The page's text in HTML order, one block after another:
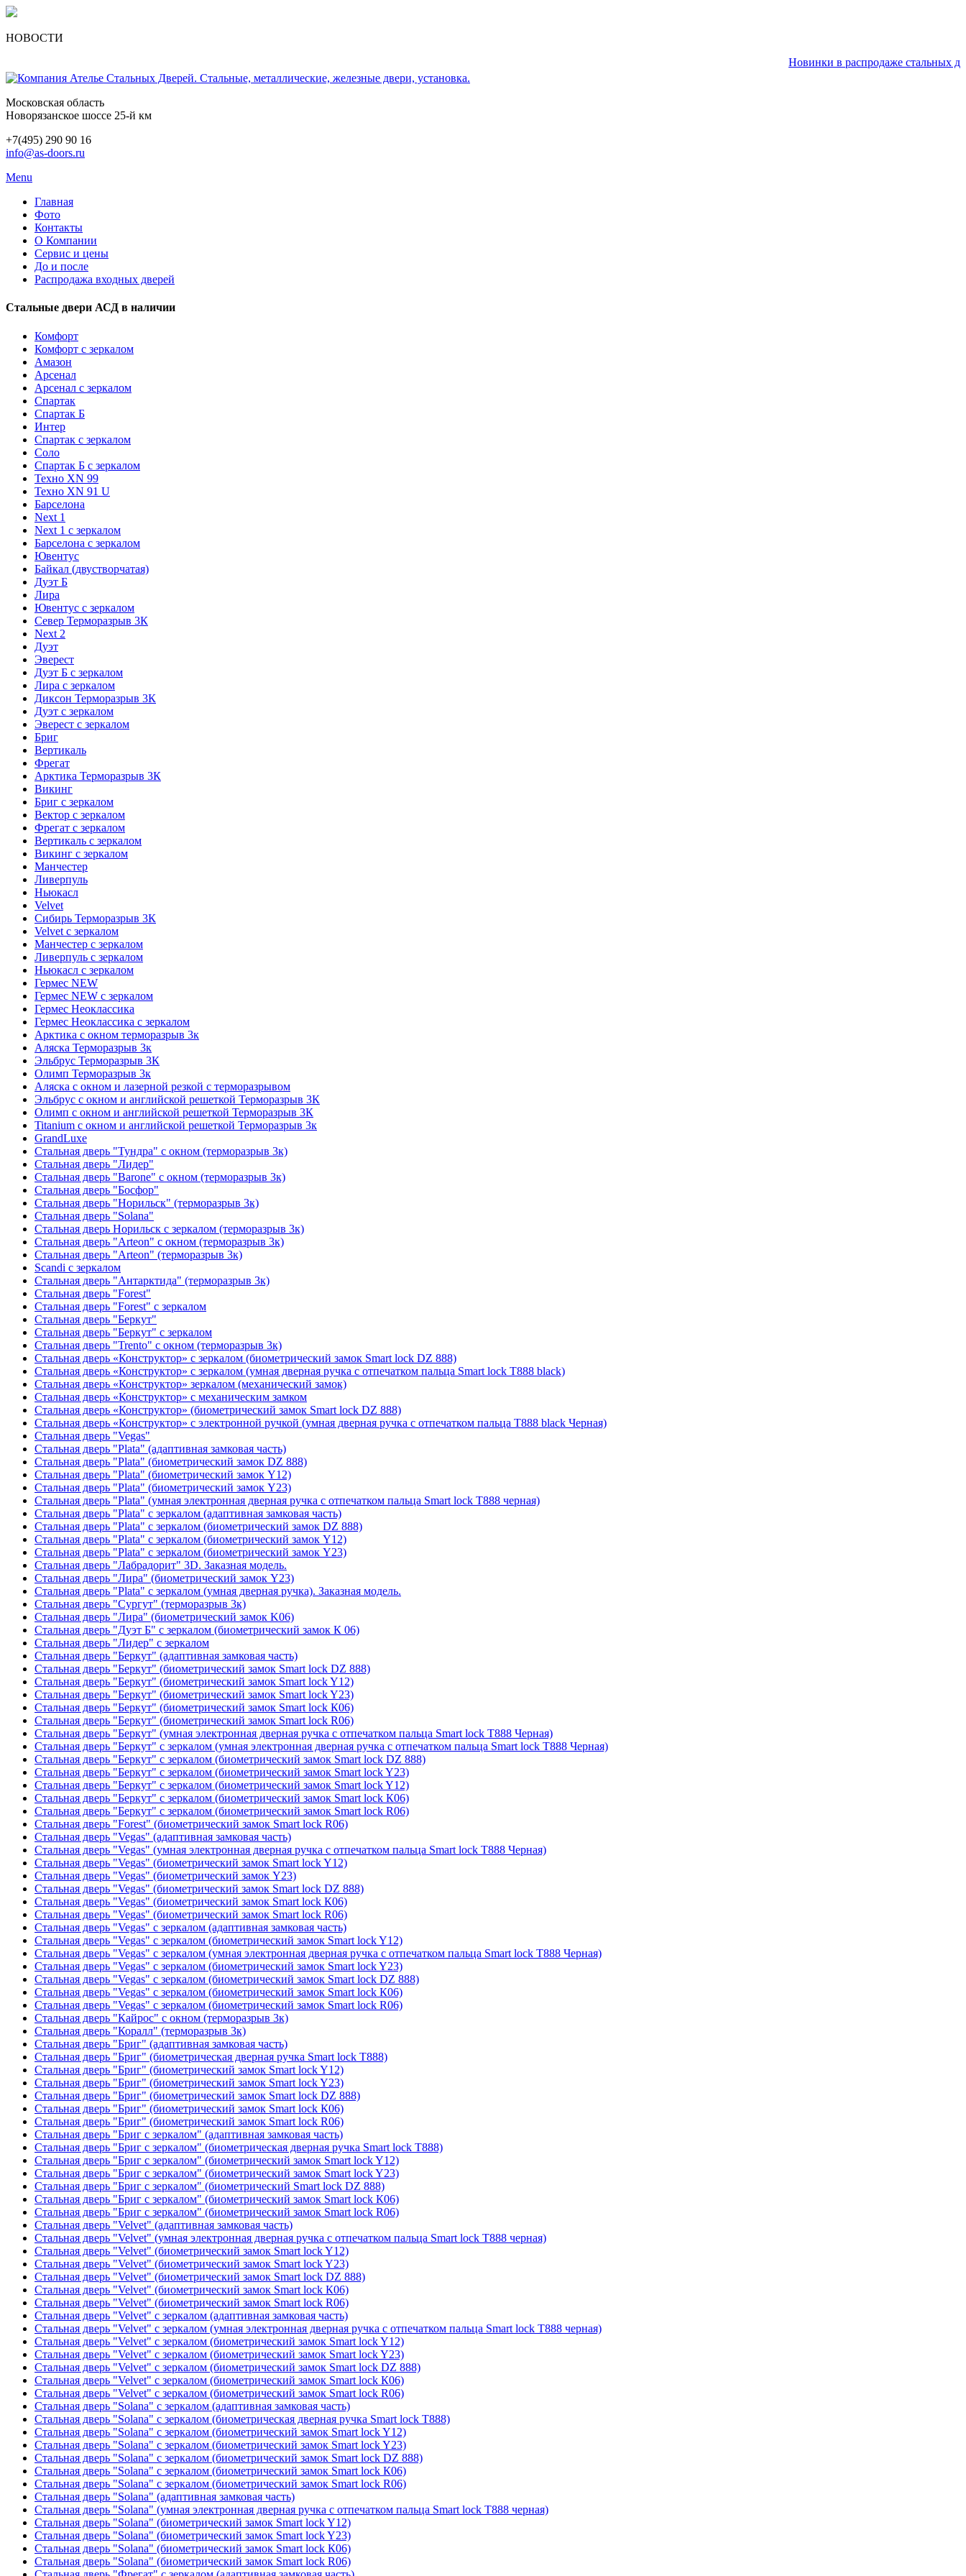
НОВОСТИ
Новинки в распродаже стальных
Московская область
Новорязанское шоссе 25-й км
+7(495) 290 90 16
info@as-doors.ru
Menu
Главная
Фото
Контакты
О Компании
Сервис и цены
До и после
Распродажа входных дверей
Стальные двери АСД в наличии
Комфорт
Комфорт с зеркалом
Амазон
Арсенал
Арсенал с зеркалом
Спартак
Спартак Б
Интер
Спартак с зеркалом
Соло
Спартак Б с зеркалом
Техно XN 99
Техно XN 91 U
Барселона
Next 1
Next 1 с зеркалом
Барселона с зеркалом
Ювентус
Байкал (двустворчатая)
Дуэт Б
Лира
Ювентус с зеркалом
Север Терморазрыв 3К
Next 2
Дуэт
Эверест
Дуэт Б с зеркалом
Лира с зеркалом
Диксон Терморазрыв 3К
Дуэт с зеркалом
Эверест с зеркалом
Бриг
Вертикаль
Фрегат
Арктика Терморазрыв 3К
Викинг
Бриг с зеркалом
Вектор с зеркалом
Фрегат с зеркалом
Вертикаль с зеркалом
Викинг с зеркалом
Манчестер
Ливерпуль
Ньюкасл
Velvet
Сибирь Терморазрыв 3К
Velvet с зеркалом
Манчестер с зеркалом
Ливерпуль с зеркалом
Ньюкасл с зеркалом
Гермес NEW
Гермес NEW с зеркалом
Гермес Неоклассика
Гермес Неоклассика с зеркалом
Арктика с окном терморазрыв 3к
Аляска Терморазрыв 3к
Эльбрус Терморазрыв 3К
Олимп Терморазрыв 3к
Аляска с окном и лазерной резкой с терморазрывом
Эльбрус с окном и английской решеткой Терморазрыв 3К
Олимп с окном и английской решеткой Терморазрыв 3К
Titanium с окном и английской решеткой Терморазрыв 3к
GrandLuxe
Стальная дверь "Тундра" с окном (терморазрыв 3к)
Стальная дверь "Лидер"
Стальная дверь "Barone" с окном (терморазрыв 3к)
Стальная дверь "Босфор"
Стальная дверь "Норильск" (терморазрыв 3к)
Стальная дверь "Solana"
Стальная дверь Норильск с зеркалом (терморазрыв 3к)
Стальная дверь "Arteon" с окном (терморазрыв 3к)
Стальная дверь "Arteon" (терморазрыв 3к)
Scandi с зеркалом
Стальная дверь "Антарктида" (терморазрыв 3к)
Стальная дверь "Forest"
Стальная дверь "Forest" с зеркалом
Стальная дверь "Беркут"
Стальная дверь "Беркут" с зеркалом
Стальная дверь "Trento" с окном (терморазрыв 3к)
Стальная дверь «Конструктор» с зеркалом (биометрический замок Smart lock DZ 888)
Стальная дверь «Конструктор» с зеркалом (умная дверная ручка с отпечатком пальца Smart lock T888 black)
Стальная дверь «Конструктор» зеркалом (механический замок)
Стальная дверь «Конструктор» с механическим замком
Стальная дверь «Конструктор» (биометрический замок Smart lock DZ 888)
Стальная дверь «Конструктор» с электронной ручкой (умная дверная ручка с отпечатком пальца T888 black Черная)
Стальная дверь "Vegas"
Стальная дверь "Plata" (адаптивная замковая часть)
Стальная дверь "Plata" (биометрический замок DZ 888)
Стальная дверь "Plata" (биометрический замок Y12)
Стальная дверь "Plata" (биометрический замок Y23)
Стальная дверь "Plata" (умная электронная дверная ручка с отпечатком пальца Smart lock T888 черная)
Стальная дверь "Plata" с зеркалом (адаптивная замковая часть)
Стальная дверь "Plata" с зеркалом (биометрический замок DZ 888)
Стальная дверь "Plata" с зеркалом (биометрический замок Y12)
Стальная дверь "Plata" с зеркалом (биометрический замок Y23)
Стальная дверь "Лабрадорит" 3D. Заказная модель.
Стальная дверь "Лира" (биометрический замок Y23)
Стальная дверь "Plata" с зеркалом (умная дверная ручка). Заказная модель.
Стальная дверь "Сургут" (терморазрыв 3к)
Стальная дверь "Лира" (биометрический замок K06)
Стальная дверь "Дуэт Б" с зеркалом (биометрический замок К 06)
Стальная дверь "Лидер" с зеркалом
Стальная дверь "Беркут" (адаптивная замковая часть)
Стальная дверь "Беркут" (биометрический замок Smart lock DZ 888)
Стальная дверь "Беркут" (биометрический замок Smart lock Y12)
Стальная дверь "Беркут" (биометрический замок Smart lock Y23)
Стальная дверь "Беркут" (биометрический замок Smart lock К06)
Стальная дверь "Беркут" (биометрический замок Smart lock R06)
Стальная дверь "Беркут" (умная электронная дверная ручка с отпечатком пальца Smart lock T888 Черная)
Стальная дверь "Беркут" с зеркалом (умная электронная дверная ручка с отпечатком пальца Smart lock T888 Черная)
Стальная дверь "Беркут" с зеркалом (биометрический замок Smart lock DZ 888)
Стальная дверь "Беркут" с зеркалом (биометрический замок Smart lock Y23)
Стальная дверь "Беркут" с зеркалом (биометрический замок Smart lock Y12)
Стальная дверь "Беркут" с зеркалом (биометрический замок Smart lock К06)
Стальная дверь "Беркут" с зеркалом (биометрический замок Smart lock R06)
Стальная дверь "Forest" (биометрический замок Smart lock R06)
Стальная дверь "Vegas" (адаптивная замковая часть)
Стальная дверь "Vegas" (умная электронная дверная ручка с отпечатком пальца Smart lock T888 Черная)
Стальная дверь "Vegas" (биометрический замок Smart lock Y12)
Стальная дверь "Vegas" (биометрический замок Y23)
Стальная дверь "Vegas" (биометрический замок Smart lock DZ 888)
Стальная дверь "Vegas" (биометрический замок Smart lock К06)
Стальная дверь "Vegas" (биометрический замок Smart lock R06)
Стальная дверь "Vegas" с зеркалом (адаптивная замковая часть)
Стальная дверь "Vegas" с зеркалом (биометрический замок Smart lock Y12)
Стальная дверь "Vegas" с зеркалом (умная электронная дверная ручка с отпечатком пальца Smart lock T888 Черная)
Стальная дверь "Vegas" с зеркалом (биометрический замок Smart lock Y23)
Стальная дверь "Vegas" с зеркалом (биометрический замок Smart lock DZ 888)
Стальная дверь "Vegas" с зеркалом (биометрический замок Smart lock К06)
Стальная дверь "Vegas" с зеркалом (биометрический замок Smart lock R06)
Стальная дверь "Кайрос" с окном (терморазрыв 3к)
Стальная дверь "Коралл" (терморазрыв 3к)
Стальная дверь "Бриг" (адаптивная замковая часть)
Стальная дверь "Бриг" (биометрическая дверная ручка Smart lock T888)
Стальная дверь "Бриг" (биометрический замок Smart lock Y12)
Стальная дверь "Бриг" (биометрический замок Smart lock Y23)
Стальная дверь "Бриг" (биометрический замок Smart lock DZ 888)
Стальная дверь "Бриг" (биометрический замок Smart lock К06)
Стальная дверь "Бриг" (биометрический замок Smart lock R06)
Стальная дверь "Бриг с зеркалом" (адаптивная замковая часть)
Стальная дверь "Бриг с зеркалом" (биометрическая дверная ручка Smart lock T888)
Стальная дверь "Бриг с зеркалом" (биометрический замок Smart lock Y12)
Стальная дверь "Бриг с зеркалом" (биометрический замок Smart lock Y23)
Стальная дверь "Бриг с зеркалом" (биометрический Smart lock DZ 888)
Стальная дверь "Бриг с зеркалом" (биометрический замок Smart lock К06)
Стальная дверь "Бриг с зеркалом" (биометрический замок Smart lock R06)
Стальная дверь "Velvet" (адаптивная замковая часть)
Стальная дверь "Velvet" (умная электронная дверная ручка с отпечатком пальца Smart lock T888 черная)
Стальная дверь "Velvet" (биометрический замок Smart lock Y12)
Стальная дверь "Velvet" (биометрический замок Smart lock Y23)
Стальная дверь "Velvet" (биометрический замок Smart lock DZ 888)
Стальная дверь "Velvet" (биометрический замок Smart lock К06)
Стальная дверь "Velvet" (биометрический замок Smart lock R06)
Стальная дверь "Velvet" с зеркалом (адаптивная замковая часть)
Стальная дверь "Velvet" с зеркалом (умная электронная дверная ручка с отпечатком пальца Smart lock T888 черная)
Стальная дверь "Velvet" с зеркалом (биометрический замок Smart lock Y12)
Стальная дверь "Velvet" с зеркалом (биометрический замок Smart lock Y23)
Стальная дверь "Velvet" с зеркалом (биометрический замок Smart lock DZ 888)
Стальная дверь "Velvet" с зеркалом (биометрический замок Smart lock К06)
Стальная дверь "Velvet" с зеркалом (биометрический замок Smart lock R06)
Стальная дверь "Solana" с зеркалом (адаптивная замковая часть)
Стальная дверь "Solana" с зеркалом (биометрическая дверная ручка Smart lock T888)
Стальная дверь "Solana" с зеркалом (биометрический замок Smart lock Y12)
Стальная дверь "Solana" с зеркалом (биометрический замок Smart lock Y23)
Стальная дверь "Solana" с зеркалом (биометрический замок Smart lock DZ 888)
Стальная дверь "Solana" с зеркалом (биометрический замок Smart lock К06)
Стальная дверь "Solana" с зеркалом (биометрический замок Smart lock R06)
Стальная дверь "Solana" (адаптивная замковая часть)
Стальная дверь "Solana" (умная электронная дверная ручка с отпечатком пальца Smart lock T888 черная)
Стальная дверь "Solana" (биометрический замок Smart lock Y12)
Стальная дверь "Solana" (биометрический замок Smart lock Y23)
Стальная дверь "Solana" (биометрический замок Smart lock К06)
Стальная дверь "Solana" (биометрический замок Smart lock R06)